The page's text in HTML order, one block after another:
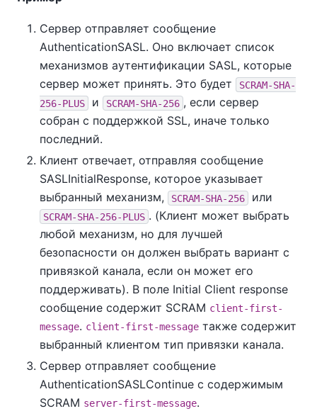
Сервер отправляет сообщение
AuthenticationSASL. Оно включает список
механизмов аутентификации SASL, которые
сервер может принять. Это будет
SCRAM-SHA-
256-PLUS
и SCRAM-SHA-256 , если сервер
собран с поддержкой SSL, иначе только
последний.
Клиент отвечает, отправляя сообщение
SASLInitialResponse, которое указывает
выбранный механизм,
SCRAM-SHA-256 или
SCRAM-SHA-256-PLUS . (Клиент может выбрать
любой механизм, но для лучшей
безопасности он должен выбрать вариант с
привязкой канала, если он может его
поддерживать). В поле Initial Client response
сообщение содержит SCRAM client-first-
message. client-first-message также содержит
выбранный клиентом тип привязки канала.
Сервер отправляет сообщение
AuthenticationSASLContinue с содержимым
SCRAM server-first-message.